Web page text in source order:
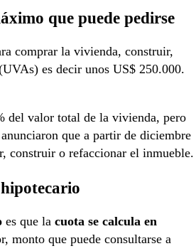
que puede pedirse
comprar la vivienda, construir,
es decir unos US$ 250.000.
del valor total de la vivienda, pero
que a partir de diciembre
construir o refaccionar el inmueble.
es que la cuota se calcula en
monto que puede consultarse a